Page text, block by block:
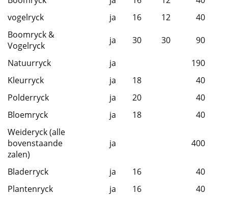
vogelryck
ja 16 12
40
Boomryck &
Vogelryck
ja 30 30 90
Natuurryck ja
190
Kleurryck
ja 18
40
Polderryck
ja 20
40
Bloemryck
ja 18
40
Weideryck (alle
bovenstaande
zalen)
ja 400
Bladerryck ja 16
40
Plantenryck
ja 16
40